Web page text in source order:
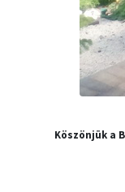
Köszönjük a